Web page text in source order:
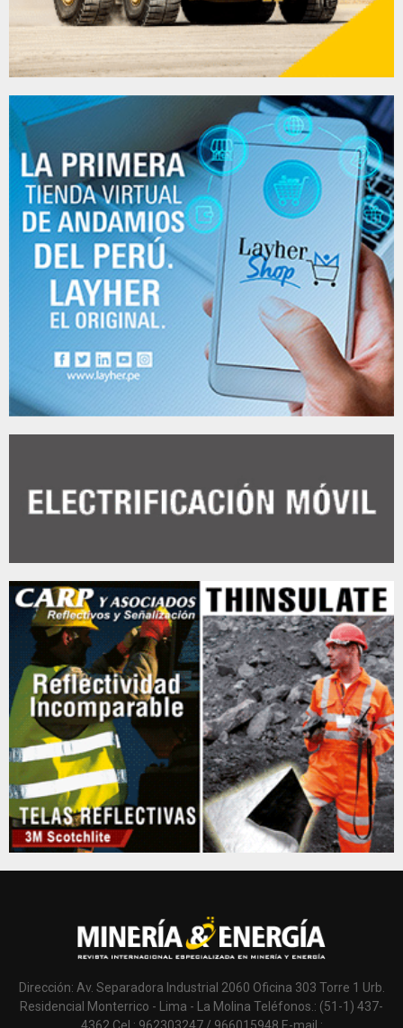
Dirección: Av. Separadora Industrial 2060 Oficina 303 Torre 1 Urb.
Residencial Monterrico - Lima - La Molina Teléfonos.: (51-1) 437-